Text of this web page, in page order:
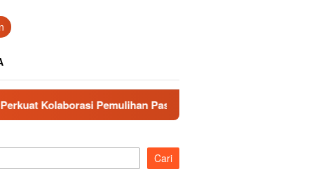
Pascabencana dan Pengarusutamaan Inklusi.
Cari